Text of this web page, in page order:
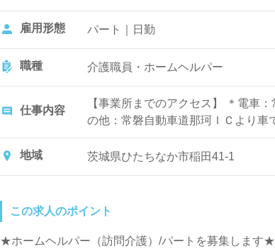
介助：1,200円～
雇用形態
パート｜日勤
職種 介護職員・ホームヘルパー
仕事内容
【事業所までのアクセス】 ＊電車
の他：常磐自動車道那珂ＩＣより
齢者住宅への訪問介護業務全般◇
室） ◇在宅のご利用者様への訪問介
地域 茨城県ひたちなか市稲田41-1
この求人のポイント
★ホームヘルパー（訪問介護）/パートを募集します